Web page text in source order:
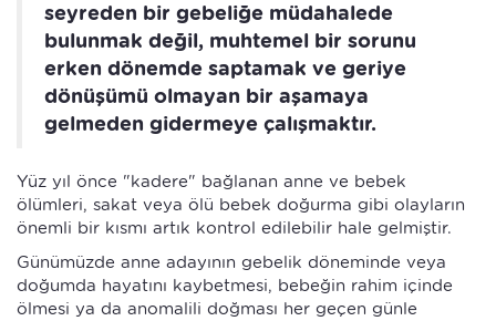
seyreden bir gebeliğe müdahalede
bulunmak değil, muhtemel bir sorunu
erken dönemde saptamak ve geriye
dönüşümü olmayan bir aşamaya
gelmeden gidermeye çalışmaktır.
Yüz yıl önce "kadere" bağlanan anne ve bebek
ölümleri, sakat veya ölü bebek doğurma gibi olayların
önemli bir kısmı artık kontrol edilebilir hale gelmiştir.
Günümüzde anne adayının gebelik döneminde veya
doğumda hayatını kaybetmesi, bebeğin rahim içinde
ölmesi ya da anomalili doğması her geçen günle